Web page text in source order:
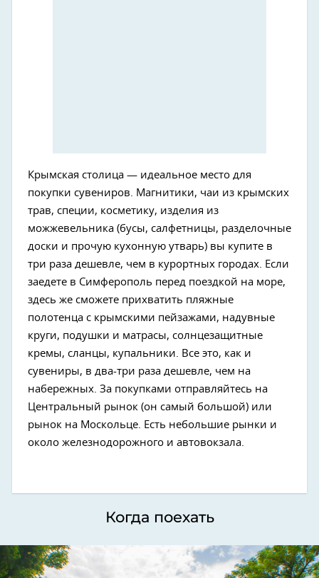
Крымская столица — идеальное место для
покупки сувениров. Магнитики, чаи из крымских
трав, специи, косметику, изделия из
можжевельника (бусы, салфетницы, разделочные
доски и прочую кухонную утварь) вы купите в
три раза дешевле, чем в курортных городах. Если
заедете в Симферополь перед поездкой на море,
здесь же сможете прихватить пляжные
полотенца с крымскими пейзажами, надувные
круги, подушки и матрасы, солнцезащитные
кремы, сланцы, купальники. Все это, как и
сувениры, в два-три раза дешевле, чем на
набережных. За покупками отправляйтесь на
Центральный рынок (он самый большой) или
рынок на Москольце. Есть небольшие рынки и
около железнодорожного и автовокзала.
Когда поехать